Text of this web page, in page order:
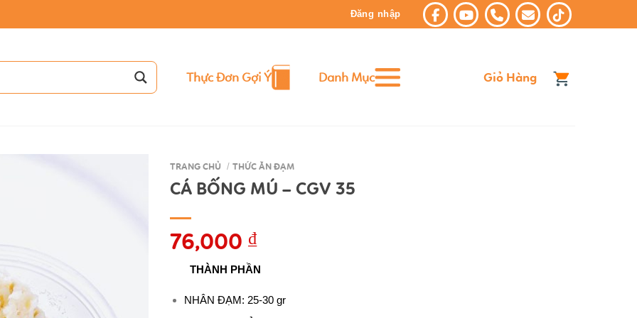
Đăng nhập
Thực Đơn Gợi Ý Danh Mục Giỏ Hàng
TRANG CHỦ / THỨC ĂN ĐẠM
CÁ BỐNG MÚ – CGV 35
76,000 ₫
THÀNH PHẦN
NHÂN ĐẠM: 25-30 gr